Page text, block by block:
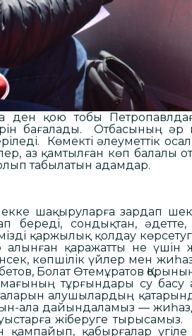
ден қою тобы
бағалады. Отбасының
Көмекті әлеуметтік
аз қамтылған көп балалы
табылатын адамдар.
шақыруларға зардап
береді, сондықтан,
қаржылық қолдау
алынған қаражатты не үшін
көпшілік үйлер мен
Болат Өтемұратов
тұрғындары су
алушылардың
ала дайындаламыз —
жіберуге
қампайып, қабырғалар